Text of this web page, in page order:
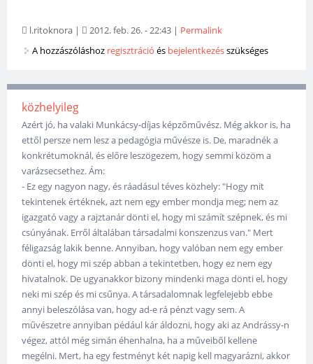
l.ritoknora | 2012. feb. 26. - 22:43 | Permalink
A hozzászóláshoz regisztráció és bejelentkezésszükséges
közhelyileg
Azért jó, ha valaki Munkácsy-díjas képzőművész. Még akkor is, ha
ettől persze nem lesz a pedagógia művésze is. De, maradnék a
konkrétumoknál, és előre leszögezem, hogy semmi közöm a
varázsecsethez. Ám:
- Ez egy nagyon nagy, és ráadásul téves közhely: "Hogy mit
tekintenek értéknek, azt nem egy ember mondja meg; nem az
igazgató vagy a rajztanár dönti el, hogy mi számít szépnek, és mi
csúnyának. Erről általában társadalmi konszenzus van." Mert
féligazság lakik benne. Annyiban, hogy valóban nem egy ember
dönti el, hogy mi szép abban a tekintetben, hogy ez nem egy
hivatalnok. De ugyanakkor bizony mindenki maga dönti el, hogy
neki mi szép és mi csűnya. A társadalomnak legfelejebb ebbe
annyi beleszólása van, hogy ad-e rá pénzt vagy sem. A
művészetre annyiban pédául kár áldozni, hogy aki az Andrássy-n
végez, attól még simán éhenhalna, ha a műveiből kellene
megélni. Mert, ha egy festményt két napig kell magyarázni, akkor